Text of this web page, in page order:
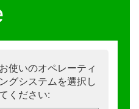
お使いのオペレーティ
ングシステムを選択し
てください: